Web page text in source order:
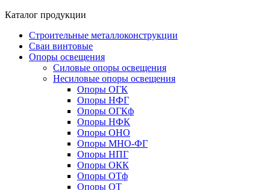
Каталог продукции
Строительные металлоконструкции
Сваи винтовые
Опоры освещения
Силовые опоры освещения
Несиловые опоры освещения
Опоры ОГК
Опоры НФГ
Опоры ОГКф
Опоры НФК
Опоры ОНО
Опоры МНО-ФГ
Опоры НПГ
Опоры ОКК
Опоры ОТф
Опоры ОТ